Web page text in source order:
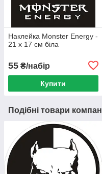
Наклейка Monster Energy -
21 х 17 см біла
55 ₴/набір
Купити
Подібні товари